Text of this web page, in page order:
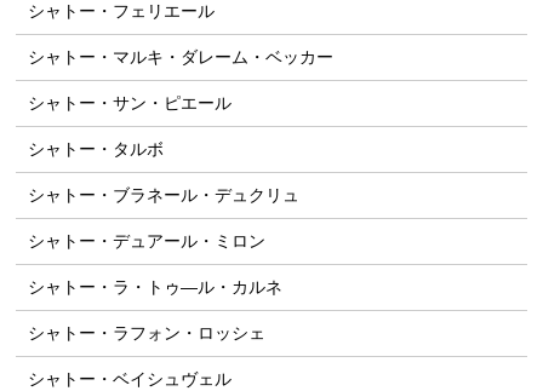
シャトー・フェリエール
シャトー・マルキ・ダレーム・ベッカー
シャトー・サン・ピエール
シャトー・タルボ
シャトー・ブラネール・デュクリュ
シャトー・デュアール・ミロン
シャトー・ラ・トゥ―ル・カルネ
シャトー・ラフォン・ロッシェ
シャトー・ベイシュヴェル